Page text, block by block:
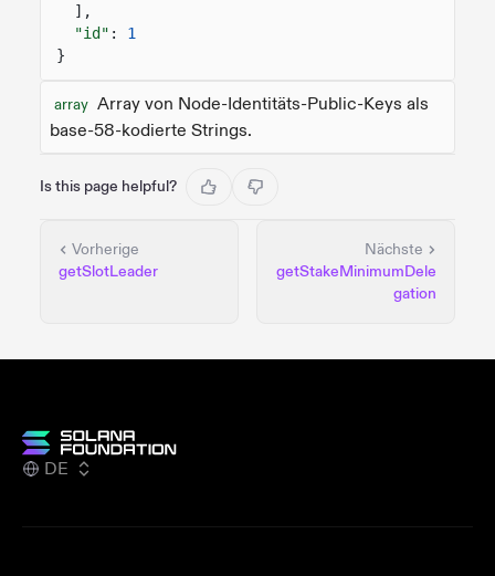
],
"id" :
1
}
array Array von Node-Identitäts-Public-Keys als
base-58-kodierte Strings.
Is this page helpful?
Vorherige
getSlotLeader
Nächste
getStakeMinimumDele
gation
DE